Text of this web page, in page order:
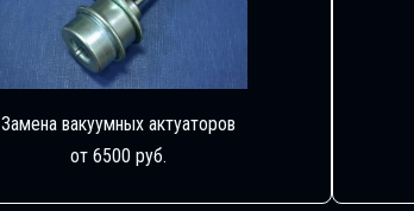
Замена вакуумных актуаторов
от 6500 руб.